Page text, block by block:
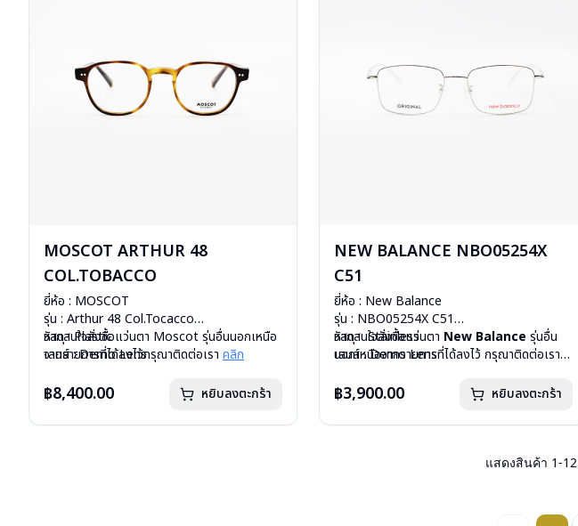
MOSCOT ARTHUR 48
COL.TOBACCO
ยี่ห้อ : MOSCOT
รุ่น : Arthur 48 Col.Tocacco
วัสดุ : Plastic
เลนส์ : Demo Lens
น้ำหนัก : 24 กรัม
การรับประกัน : 1 ปี
หากสนใจสั่งชื้อแว่นตา Moscot รุ่นอื่นนอกเหนือ
จากรายการที่ได้ลงไว้กรุณาติดต่อเรา คลิก
฿8,400.00 หยิบลงตะกร้า
NEW BALANCE NBO05254X
C51
ยี่ห้อ : New Balance
รุ่น : NBO05254X C51
วัสดุ : Stainless
เลนส์ : Demo Lens
น้ำหนัก : 26 กรัม
การรับประกัน : 1 ปี
หากสนใจสั่งชื้อแว่นตา New Balance รุ่นอื่น
นอกเหนือจากรายการที่ได้ลงไว้ กรุณาติดต่อเรา
฿3,900.00 หยิบลงตะกร้า
แสดงสินค้า 1-12